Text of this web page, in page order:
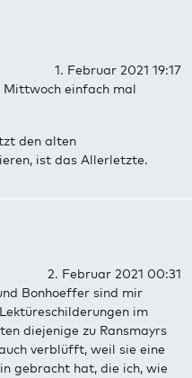
1. Februar 2021 19:17
Mittwoch einfach mal
den alten
ist das Allerletzte.
2. Februar 2021 00:31
Bonhoeffer sind mir
im
diejenige zu Ransmayrs
verblüfft, weil sie eine
gebracht hat, die ich, wie